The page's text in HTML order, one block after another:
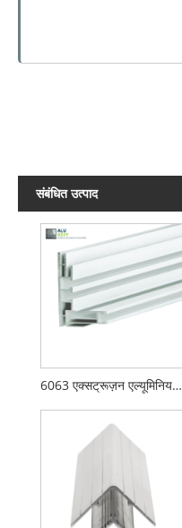
संबंधित उत्पाद
6063 एक्सट्रूज़न एल्यूमिनियम प्रोफ़ाइल